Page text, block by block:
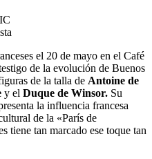
el 20 de mayo en el Café
de la evolución de Buenos
de la talla de Antoine de
y el Duque de Winsor. Su
la influencia francesa
de la «París de
tiene tan marcado ese toque tan